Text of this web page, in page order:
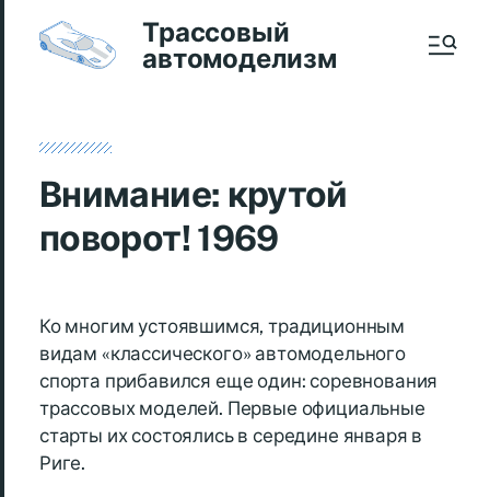
Трассовый
автомоделизм
Внимание: крутой
поворот! 1969
Ко многим устоявшимся, традиционным
видам «классического» автомодельного
спорта прибавился еще один: соревнования
трассовых моделей. Первые официальные
старты их состоялись в середине января в
Риге.